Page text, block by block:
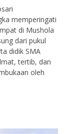
memperingati
di Mushola
dari pukul
didik SMA
tertib, dan
oleh